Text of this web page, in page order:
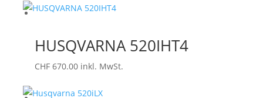
war:
HUSQVARNA 520IHT4
CHF670.00 inkl. MwSt.